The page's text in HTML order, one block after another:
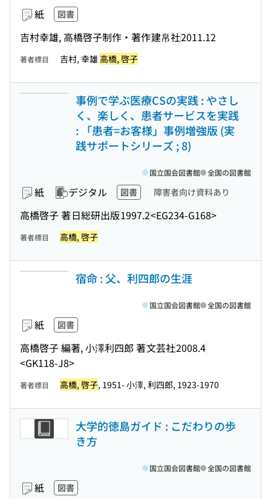
紙 図書
吉村幸雄, 高橋啓子制作・著作建帛社2011.12
著者標目 吉村, 幸雄 高橋, 啓子
事例で学ぶ医療CSの実践 : やさし
く、楽しく、患者サービスを実践
: 「患者=お客様」事例増強版 (実
践サポートシリーズ ; 8)
紙 デジタル 図書 障害者向け資料あり
高橋啓子 著日総研出版1997.2<EG234-G168>
国立国会図書館 全国の図書館
著者標目 高橋, 啓子
宿命 : 父、利四郎の生涯
紙 図書
高橋啓子 編著, 小澤利四郎 著文芸社2008.4
<GK118-J8>
国立国会図書館 全国の図書館
著者標目 高橋, 啓子, 1951- 小澤, 利四郎, 1923-1970
大学的徳島ガイド : こだわりの歩
き方
紙 図書
国立国会図書館 全国の図書館